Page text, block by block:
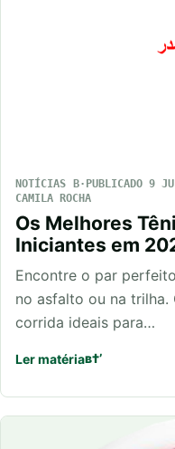
NOTÍCIAS PUBLICADO 9
CAMILA ROCHA
Os Melhores
Iniciantes em
Encontre o par
no asfalto ou na
corrida ideais para…
Ler matéria